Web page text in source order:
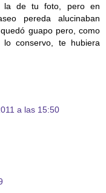
la de tu foto, pero en
pereda alucinaban
guapo pero, como
conservo, te hubiera
a las 15:50